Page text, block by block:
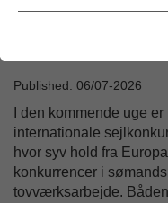
Published: 06/07-2026
I den kommende uge
internationale
hvor syv hold fra
konkurrencer i
tovværksarbejde.